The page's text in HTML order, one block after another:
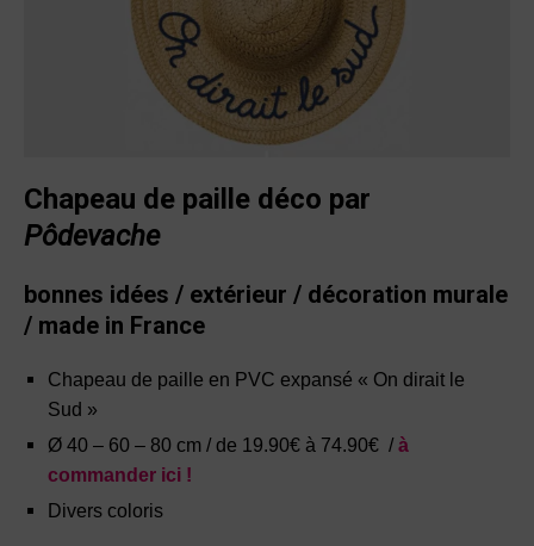
Chapeau de paille déco par
Pôdevache
bonnes idées / extérieur / décoration murale
/ made in France
Chapeau de paille en PVC expansé « On dirait le
Sud »
Ø 40 – 60 – 80 cm / de 19.90€ à 74.90€ /à
commander ici !
Divers coloris